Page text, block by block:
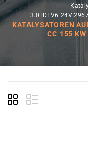
3.0TDI V6 24V
KATALYSATOREN
CC 155